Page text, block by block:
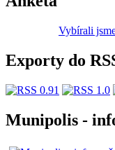
Vybírali
Exporty do
Munipolis -